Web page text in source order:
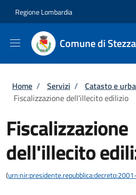
Regione Lombardia
Comune di
Briciole di pane
Home / Servizi / Catasto e
Fiscalizzazione dell'illecito edilizio
Fiscalizzazione
dell'illecito
(